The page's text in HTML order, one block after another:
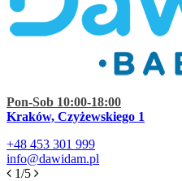
Pon-Sob 10:00-18:00
Kraków, Czyżewskiego 1
+48 453 301 999
info@dawidam.pl
1/5